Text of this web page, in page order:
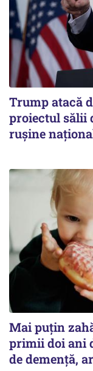
Trump atacă
proiectul sălii
ruşine
Mai puțin
primii doi ani
de demență,